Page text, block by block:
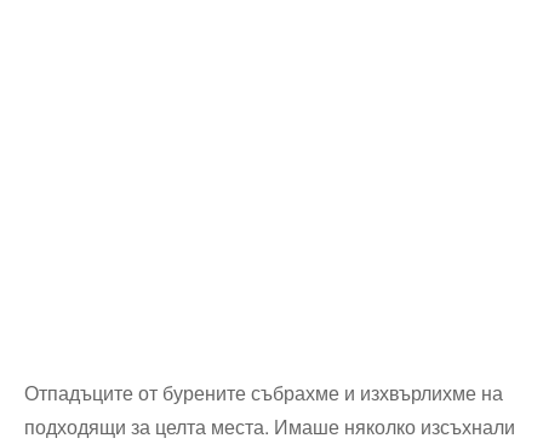
Отпадъците от бурените събрахме и изхвърлихме на
подходящи за целта места. Имаше няколко изсъхнали